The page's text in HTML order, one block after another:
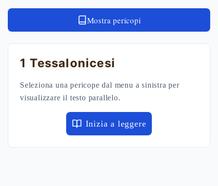
Mostra pericopi
1 Tessalonicesi
Seleziona una pericope dal menu a sinistra per
visualizzare il testo parallelo.
Inizia a leggere